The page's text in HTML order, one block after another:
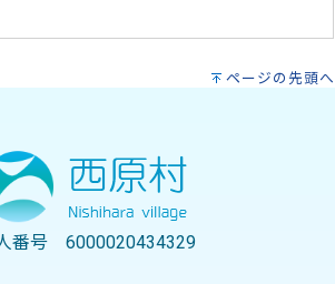
ページの先頭へ
番号 6000020434329